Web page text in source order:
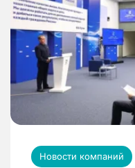
Новости компаний